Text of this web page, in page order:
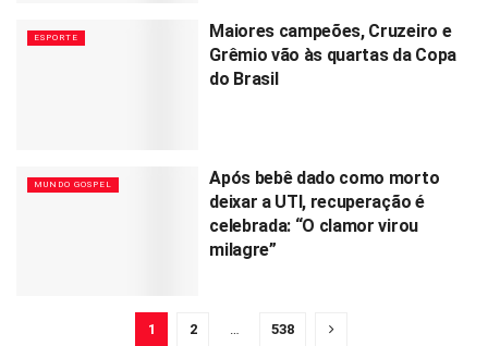
ESPORTE
Maiores campeões, Cruzeiro e
Grêmio vão às quartas da Copa
do Brasil
MUNDO GOSPEL
Após bebê dado como morto
deixar a UTI, recuperação é
celebrada: “O clamor virou
milagre”
1 2 … 538